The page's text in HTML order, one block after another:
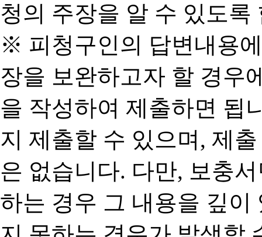
청의 주장을 알 수 있도록
※ 피청구인의 답변내용
장을 보완하고자 할 경우
을 작성하여 제출하면 됩
지 제출할 수 있으며, 제
은 없습니다. 다만, 보충
하는 경우 그 내용을 깊이